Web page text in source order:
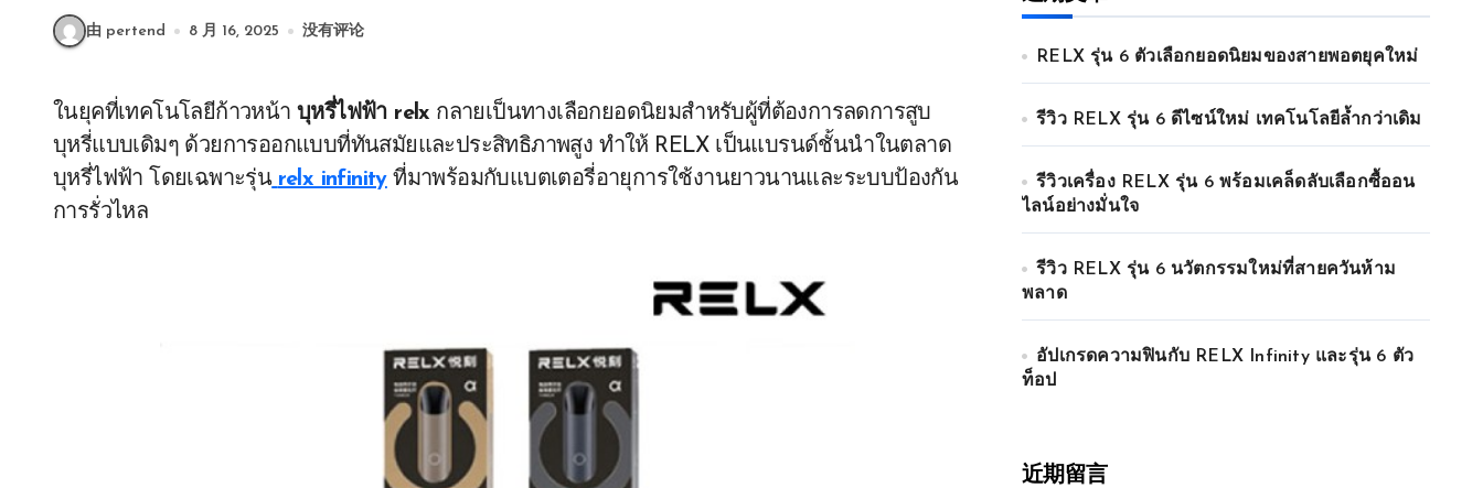
由 pertend 8 月 16, 2025 没有评论
ในยุคที่เทคโนโลยีก้าวหน้าบุหรี่ไฟฟ้า relx กลายเป็นทางเลือกยอดนิยมสำหรับผู้ที่ต้องการลดการสูบ
บุหรี่แบบเดิมๆ ด้วยการออกแบบที่ทันสมัยและประสิทธิภาพสูง ทำให้ RELX เป็นแบรนด์ชั้นนำในตลาด
บุหรี่ไฟฟ้า โดยเฉพาะรุ่น relx infinityที่มาพร้อมกับแบตเตอรี่อายุการใช้งานยาวนานและระบบป้องกัน
การรั่วไหล
RELX รุ่น 6 ตัวเลือกยอดนิยมของสายพอตยุคใหม่
รีวิว RELX รุ่น 6 ดีไซน์ใหม่ เทคโนโลยีล้ำกว่าเดิม
รีวิวเครื่อง RELX รุ่น 6 พร้อมเคล็ดลับเลือกซื้ออน
ไลน์อย่างมั่นใจ
รีวิว RELX รุ่น 6 นวัตกรรมใหม่ที่สายควันห้าม
พลาด
อัปเกรดความฟินกับ RELX Infinity และรุ่น 6 ตัว
ท็อป
近期留言